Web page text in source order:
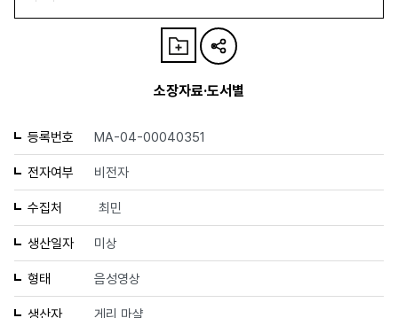
소장자료·도서별
등록번호 MA-04-00040351
전자여부 비전자
수집처 최민
생산일자 미상
형태 음성영상
생산자 게리 마샬